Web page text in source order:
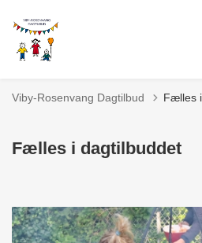
Viby-Rosenvang Dagtilbud Fælles
Fælles i dagtilbuddet